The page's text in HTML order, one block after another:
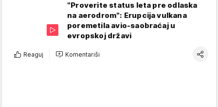
"Proverite status leta pre odlaska
na aerodrom": Erupcija vulkana
poremetila avio-saobraćaj u
evropskoj državi
Reaguj Komentariši